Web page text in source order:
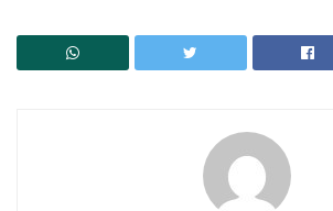
Karoseri
Ayah Tiri Beri Klarifikasi
Kemenangan pertama tim putri Sidoarjo
ketika melawan Elvira Zalianty. Ia
21-23 dan 22-20. Kota Surabaya sempat